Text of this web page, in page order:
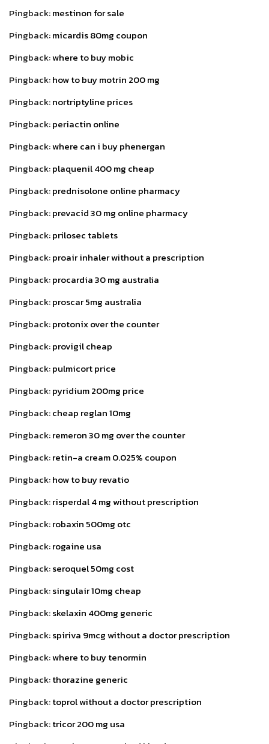
Pingback:mestinon for sale
Pingback:micardis 80mg coupon
Pingback:where to buy mobic
Pingback:how to buy motrin 200 mg
Pingback:nortriptyline prices
Pingback:periactin online
Pingback:where can i buy phenergan
Pingback:plaquenil 400 mg cheap
Pingback:prednisolone online pharmacy
Pingback:prevacid 30 mg online pharmacy
Pingback:prilosec tablets
Pingback:proair inhaler without a prescription
Pingback:procardia 30 mg australia
Pingback:proscar 5mg australia
Pingback:protonix over the counter
Pingback:provigil cheap
Pingback:pulmicort price
Pingback:pyridium 200mg price
Pingback:cheap reglan 10mg
Pingback:remeron 30 mg over the counter
Pingback:retin-a cream 0.025% coupon
Pingback:how to buy revatio
Pingback:risperdal 4 mg without prescription
Pingback:robaxin 500mg otc
Pingback:rogaine usa
Pingback:seroquel 50mg cost
Pingback:singulair 10mg cheap
Pingback:skelaxin 400mg generic
Pingback:spiriva 9mcg without a doctor prescription
Pingback:where to buy tenormin
Pingback:thorazine generic
Pingback:toprol without a doctor prescription
Pingback:tricor 200 mg usa